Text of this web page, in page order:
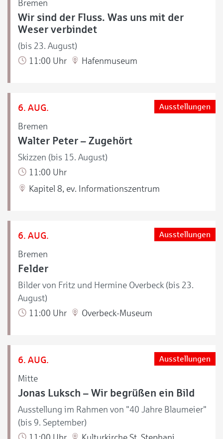
Bremen
Wir sind der Fluss. Was uns mit der
Weser verbindet
(bis 23. August)
11:00 Uhr
Hafenmuseum
6. AUG.
Bremen
Ausstellungen
Walter Peter – Zugehört
Skizzen (bis 15. August)
11:00 Uhr
Kapitel 8, ev. Informationszentrum
6. AUG.
Bremen
Ausstellungen
Felder
Bilder von Fritz und Hermine Overbeck (bis 23.
August)
11:00 Uhr
Overbeck-Museum
6. AUG.
Mitte
Ausstellungen
Jonas Luksch – Wir begrüßen ein Bild
Ausstellung im Rahmen von "40 Jahre Blaumeier"
(bis 9. September)